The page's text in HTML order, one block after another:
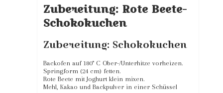
Zubereitung: Rote Beete-
Schokokuchen
Zubereitung: Schokokuchen
Backofen auf 180° C Ober-/Unterhitze vorheizen.
Springform (24 cm) fetten.
Rote Beete mit Joghurt klein mixen.
Mehl, Kakao und Backpulver in einer Schüssel